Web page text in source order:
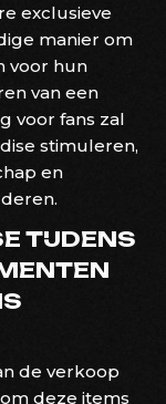
exclusieve
manier om
voor hun
van een
voor fans zal
stimuleren,
en
TIJDENS
de verkoop
deze items